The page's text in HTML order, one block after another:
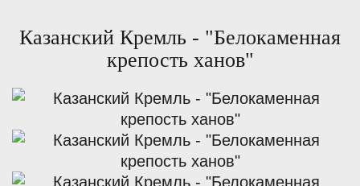
Казанский Кремль - "Белокаменная
крепость ханов"